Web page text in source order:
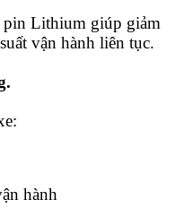
pin Lithium giúp giảm
vận hành liên tục.
hành